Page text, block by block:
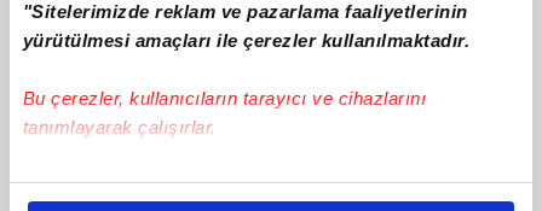
"Sitelerimizde reklam ve pazarlama faaliyetlerinin
yürütülmesi amaçları ile çerezler kullanılmaktadır.
Bu çerezler, kullanıcıların tarayıcı ve cihazlarını
tanımlayarak çalışırlar.
Bu çerezlere izin vermeniz halinde sizlere özel